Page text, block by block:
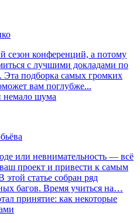
сезон конференций, а потому
с лучшими докладами по
Эта подборка самых громких
вам поглубже...
немало шума
или невнимательность — всё
проект и привести к самым
статье собран ряд
багов. Время учиться на…
принятие: как некоторые